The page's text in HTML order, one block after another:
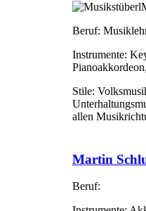
Beruf:
Instrumente:
Stile:
allen
Martin
Beruf: